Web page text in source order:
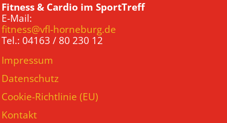
Fitness & Cardio im SportTreff
E-Mail:
fitness@vfl-horneburg.de
Tel.: 04163 / 80 230 12
Impressum
Datenschutz
Cookie-Richtlinie (EU)
Kontakt